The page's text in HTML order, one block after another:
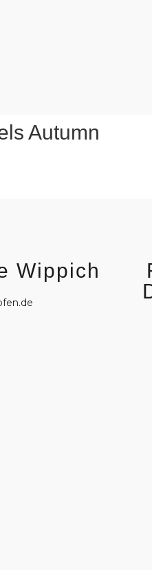
Autumn
Wippich